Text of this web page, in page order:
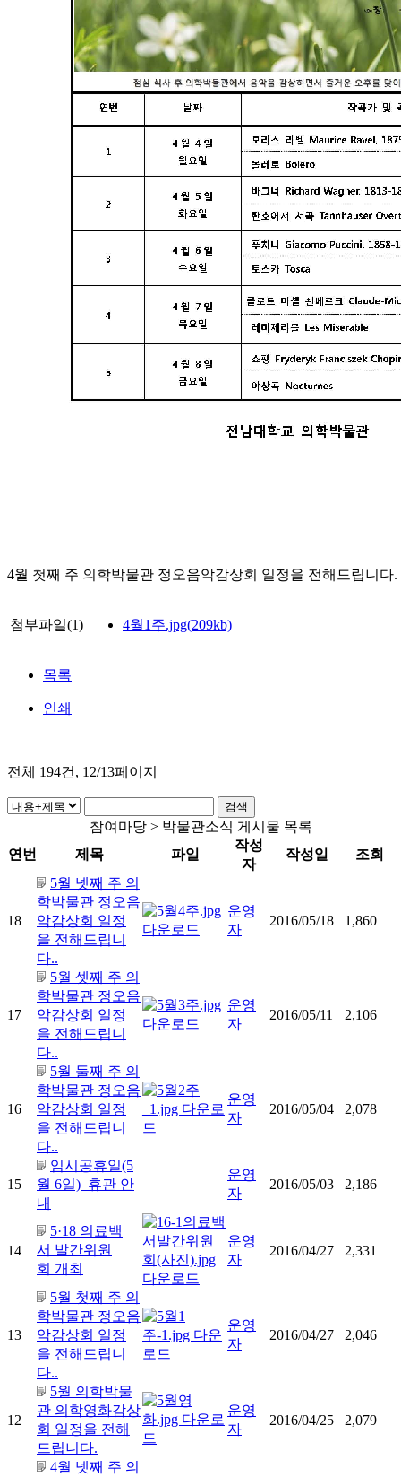
4월 첫째 주 의학박물관 정오음악감상회 일정을 전해드립니다.
첨부파일(1) 4월1주.jpg(209kb)
목록
인쇄
전체 194건, 12/13페이지
참여마당 > 박물관소식 게시물 목록
연번
제목 파일
작성
자
작성일 조회
18
5월 넷째 주 의
학박물관 정오음
악감상회 일정
을 전해드립니
다..
운영
자
2016/05/18 1,860
17
5월 셋째 주 의
학박물관 정오음
악감상회 일정
을 전해드립니
다..
운영
자
2016/05/11 2,106
16
5월 둘째 주 의
학박물관 정오음
악감상회 일정
을 전해드립니
다..
운영
자
2016/05/04 2,078
15
임시공휴일(5
월 6일) 휴관 안
내
운영
자
2016/05/03 2,186
14
5·18 의료백
서 발간위원
회 개최
운영
자
2016/04/27 2,331
13
5월 첫째 주 의
학박물관 정오음
악감상회 일정
을 전해드립니
다..
운영
자
2016/04/27 2,046
12
5월 의학박물
관 의학영화감상
회 일정을 전해
드립니다.
운영
자
2016/04/25 2,079
4월 넷째 주 의